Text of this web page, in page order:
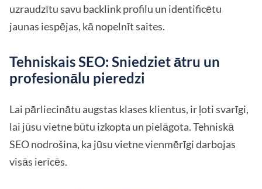
uzraudzītu savu backlink profilu un identificētu
jaunas iespējas, kā nopelnīt saites.
Tehniskais SEO: Sniedziet ātru un
profesionālu pieredzi
Lai pārliecinātu augstas klases klientus, ir ļoti svarīgi,
lai jūsu vietne būtu izkopta un pielāgota. Tehniskā
SEO nodrošina, ka jūsu vietne vienmērīgi darbojas
visās ierīcēs.